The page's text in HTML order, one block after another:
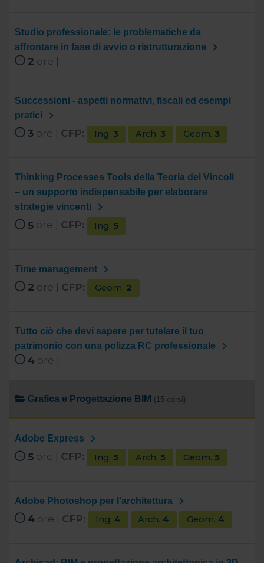
Studio professionale: le problematiche da
affrontare in fase di avvio o ristrutturazione
2 ore |
Successioni - aspetti normativi, fiscali ed esempi
pratici
3 ore | CFP: Ing. 3 Arch. 3 Geom. 3
Thinking Processes Tools della Teoria dei Vincoli
– un supporto indispensabile per elaborare
strategie vincenti
5 ore | CFP: Ing. 5
Time management
2 ore | CFP: Geom. 2
Tutto ciò che devi sapere per tutelare il tuo
patrimonio con una polizza RC professionale
4 ore |
Grafica e Progettazione BIM (15 corsi)
Adobe Express
5 ore | CFP: Ing. 5 Arch.5 Geom. 5
Adobe Photoshop per l'architettura
4 ore | CFP: Ing. 4 Arch.4 Geom. 4